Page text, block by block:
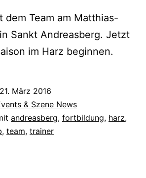
dem Team am Matthias-
Sankt Andreasberg. Jetzt
im Harz beginnen.
21. März 2016
& Szene News
andreasberg, fortbildung, harz,
, team, trainer